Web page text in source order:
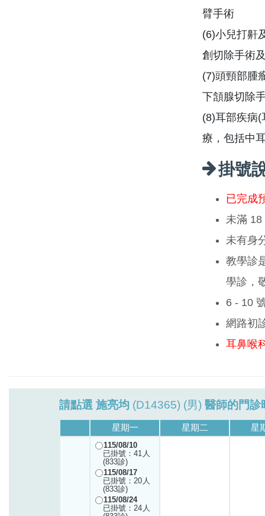
臂手術
(6)小兒打鼾
創切除手術
(7)頭頸部腫
下頷腺切除
(8)耳部疾病
療，包括中
掛號
已完成
未滿 18
未有身
教學診
學診，
6 - 10
網路初
耳鼻喉